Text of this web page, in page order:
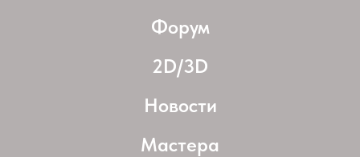
Форум
2D/3D
Новости
Мастера